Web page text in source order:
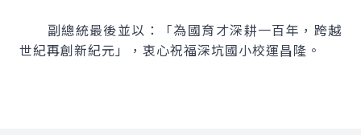
副總統最後並以：「為國育才深耕一百年，跨越
世紀再創新紀元」，衷心祝福深坑國小校運昌隆。